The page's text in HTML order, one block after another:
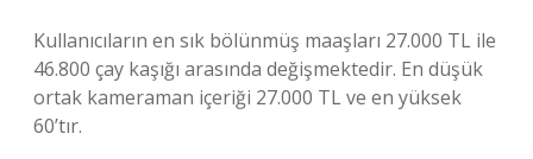
Kullanıcıların en sık bölünmüş maaşları 27.000 TL ile
46.800 çay kaşığı arasında değişmektedir. En düşük
ortak kameraman içeriği 27.000 TL ve en yüksek
60’tır.